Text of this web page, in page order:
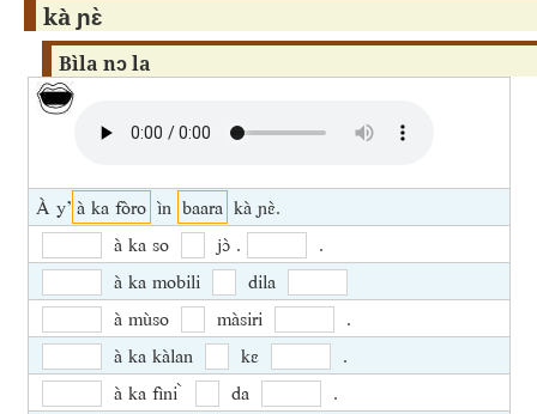
kà ɲɛ̀
Bìla nɔ la
À y’ à ka fòro ìn baara kà ɲɛ̀.
à ka so
jɔ̀ .
.
à ka mobili
dila
à mùso
màsiri
.
à ka kàlan
kɛ
.
à ka fìni ̀
da
.